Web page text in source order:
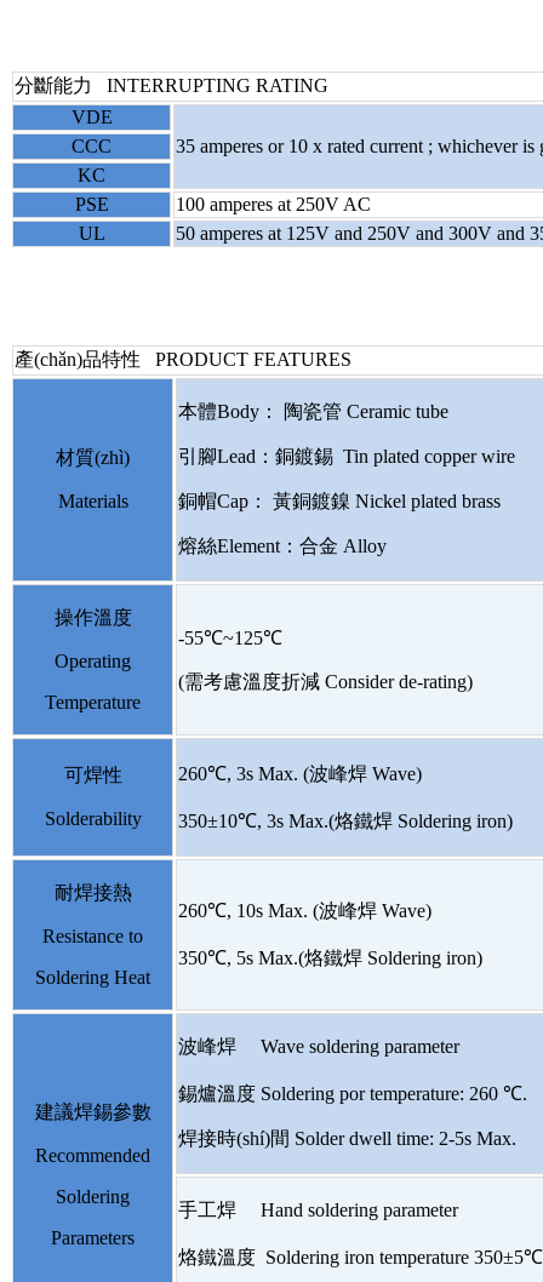
分斷能力 INTERRUPTING RATING
VDE
35 amperes or10 x rated current ;
CCC
KC
PSE
100 amperes at 250V AC
UL
50 amperes at 125V and 250V and 300V and
產(chǎn)品特性
材質(zhì)
Materials
本體Body： 陶瓷管 Ceramic tube
引腳Lead：銅鍍錫 Tin plated copper wire
銅帽Cap： 黃銅鍍鎳 Nickel plated brass
熔絲Element：合金 Alloy
操作溫度
Operating
Temperature
-55℃~125℃
(需考慮溫度折減 Consider de-rating)
可焊性
Solderability
260℃, 3s Max. (波峰焊 Wave)
350±10℃, 3s Max.(烙鐵焊 Soldering iron)
耐焊接熱
Resistance to
Soldering Heat
260℃, 10s Max. (波峰焊 Wave)
350℃, 5s Max.(烙鐵焊 Soldering iron)
建議焊錫參數
Recommended
Soldering
Parameters
波峰焊 Wave soldering parameter
錫爐溫度 Soldering por temperature: 260 ℃.
焊接時(shí)間 Solder dwell time: 2-5s Max.
手工焊 Hand soldering parameter
烙鐵溫度 Soldering iron temperature 350±5℃